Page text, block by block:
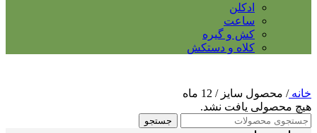
ادکلن
ساعت
کش و گیره
کلاه و دستکش
خانه/ محصول سایز/ 12 ماه
هیچ محصولی یافت نشد.
جستجو